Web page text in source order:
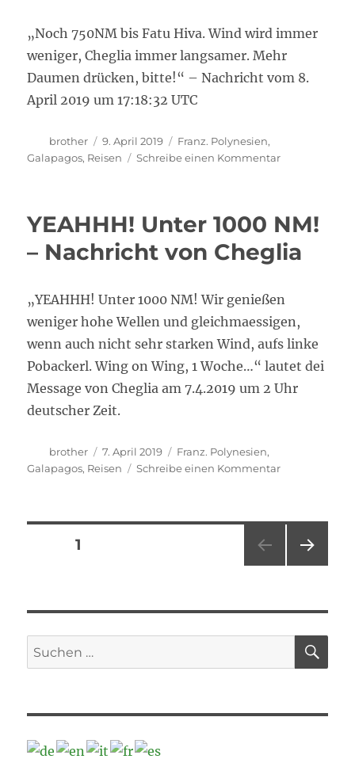
„Noch 750NM bis Fatu Hiva. Wind wird immer
weniger, Cheglia immer langsamer. Mehr
Daumen drücken, bitte!“ – Nachricht vom 8.
April 2019 um 17:18:32 UTC
Autor
brother
Veröffentlicht
am
9. April 2019 Kategorien
Franz. Polynesien,
Galapagos, Reisen Schreibe einen Kommentarzu
für
mehr
Wind!
YEAHHH! Unter 1000 NM!
– Nachricht von Cheglia
„YEAHHH! Unter 1000 NM! Wir genießen
weniger hohe Wellen und gleichmaessigen,
wenn auch nicht sehr starken Wind, aufs linke
Pobackerl. Wing on Wing, 1 Woche…“ lautet dei
Message von Cheglia am 7.4.2019 um 2 Uhr
deutscher Zeit.
Autor
brother
Veröffentlicht
am
7. April 2019 Kategorien
Franz. Polynesien,
Galapagos, Reisen Schreibe einen Kommentarzu
Nachricht
Seitennummerierung
Beiträge
SEITE1
E
Suche
nach: